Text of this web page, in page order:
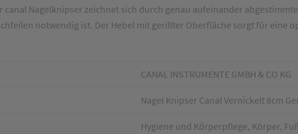
Nagelknipser zeichnet sich durch genau aufeinander
notwendig ist. Der Hebel mit gerillter Oberfläche sorgt für eine
CANAL INSTRUMENTE GMBH & CO KG
Nagel Knipser Canal Vernickelt 8cm
Hygiene und Körperpflege, Körper,